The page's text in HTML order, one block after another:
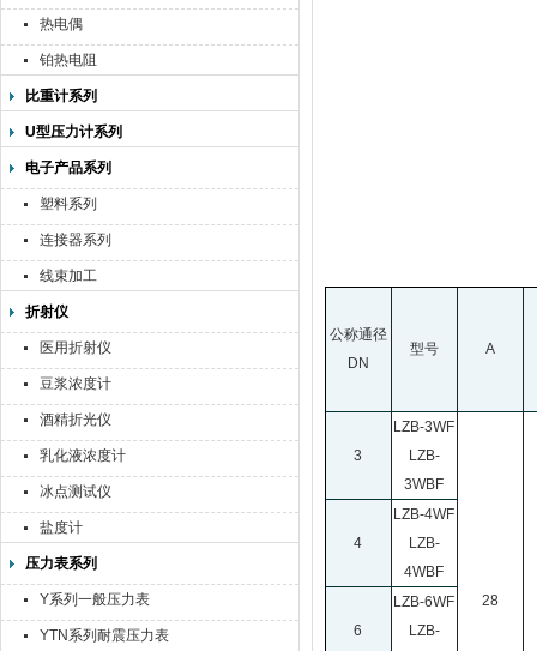
热电偶
铂热电阻
比重计系列
U型压力计系列
电子产品系列
塑料系列
连接器系列
线束加工
折射仪
医用折射仪
豆浆浓度计
酒精折光仪
乳化液浓度计
冰点测试仪
盐度计
压力表系列
Y系列一般压力表
YTN系列耐震压力表
公称通径
DN
型号 A
3
LZB-3WF
LZB-
3WBF
28
4
LZB-4WF
LZB-
4WBF
6
LZB-6WF
LZB-